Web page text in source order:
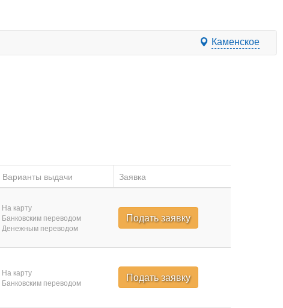
Каменское
Варианты выдачи Заявка
На карту
Банковским переводом
Денежным переводом
Подать заявку
На карту
Банковским переводом
Подать заявку